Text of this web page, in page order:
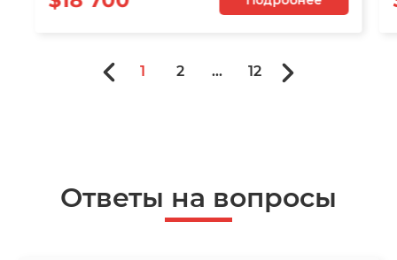
1 2 ... 12
Ответы на вопросы